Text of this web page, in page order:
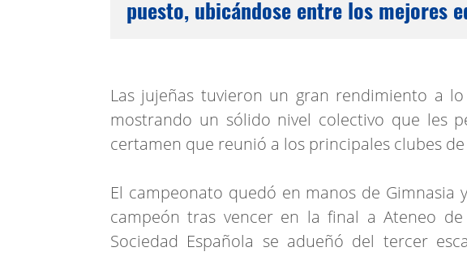
puesto, ubicándose entre los mejores
Las jujeñas tuvieron un gran rendimiento a
mostrando un sólido nivel colectivo que les
certamen que reunió a los principales clubes
El campeonato quedó en manos de Gimnasia
campeón tras vencer en la final a Ateneo
Sociedad Española se adueñó del tercer